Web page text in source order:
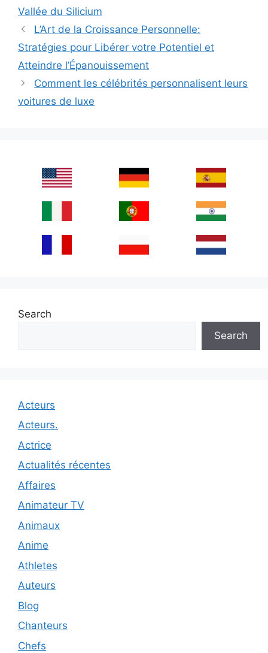
Vallée du Silicium
L’Art de la Croissance Personnelle:
Stratégies pour Libérer votre Potentiel et
Atteindre l’Épanouissement
Comment les célébrités personnalisent leurs
voitures de luxe
Search
Search
Acteurs
Acteurs.
Actrice
Actualités récentes
Affaires
Animateur TV
Animaux
Anime
Athletes
Auteurs
Blog
Chanteurs
Chefs